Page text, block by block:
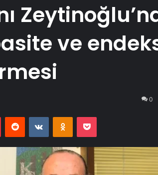
ve
0
PinterestReddit VKontakteOdnoklassniki
Pocket